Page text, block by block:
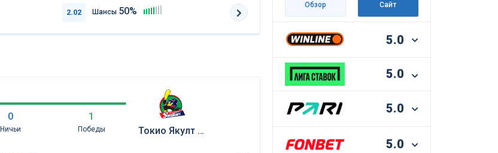
2.02 Шансы 50%
0
Ничьи
1
Победы Токио Якулт Сволловс
Обзор Сайт
5.0
5.0
5.0
5.0